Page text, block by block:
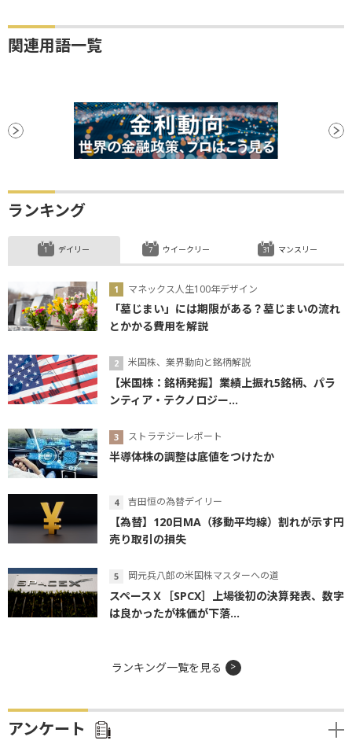
関連用語一覧
ランキング
デイリー
マネックス人生100年デザイン
「墓じまい」には期限がある？墓じまいの流れ
とかかる費用を解説
米国株、業界動向と銘柄解説
【米国株：銘柄発掘】業績上振れ5銘柄、パラ
ンティア・テクノロジー...
ストラテジーレポート
半導体株の調整は底値をつけたか
吉田恒の為替デイリー
【為替】120日MA（移動平均線）割れが示す円
売り取引の損失
岡元兵八郎の米国株マスターへの道
スペースＸ［SPCX］上場後初の決算発表、数字
は良かったが株価が下落...
ウイークリー マンスリー
ランキング一覧を見る
アンケート